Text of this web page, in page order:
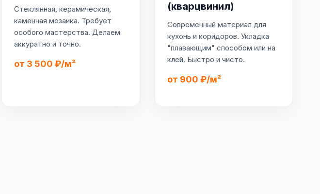
Стеклянная, керамическая,
каменная мозаика. Требует
особого мастерства. Делаем
аккуратно и точно.
от 3 500 ₽/м²
(кварцвинил)
Современный материал для
кухонь и коридоров. Укладка
"плавающим" способом или на
клей. Быстро и чисто.
от 900 ₽/м²